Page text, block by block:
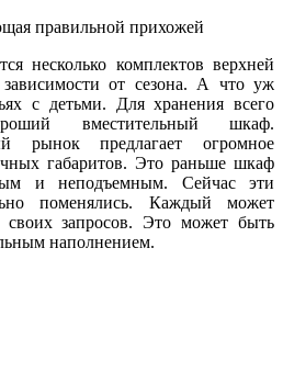
правильной прихожей
несколько комплектов верхней
от сезона. А что уж
с детьми. Для хранения всего
вместительный шкаф.
рынок предлагает огромное
габаритов. Это раньше шкаф
и неподъемным. Сейчас эти
поменялись. Каждый может
запросов. Это может быть
наполнением.